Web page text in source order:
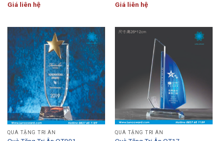
Giá liên hệ
Giá liên hệ
QUÀ TẶNG TRI ÂN QUÀ TẶNG TRI ÂN